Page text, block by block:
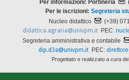
Per informazioni: Portineria
Per le iscrizioni: Segreteria
Nucleo didattico
(+39)
didattica.agraria@univpm.it PEC:
Segreteria amministrativa e contabile
dip.d3a@univpm.it PEC:
Progettato e realizzato a cura del